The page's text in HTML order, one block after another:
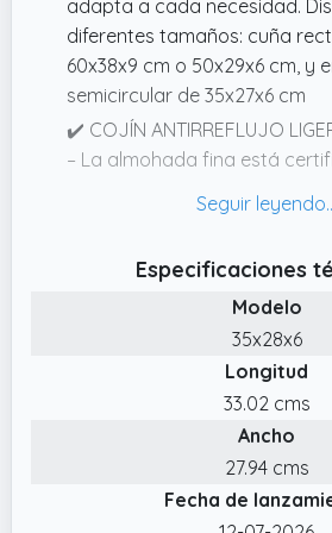
nocturno, controlar la apnea
apoyar la recuperación
más esfuerzo al sentarte!) o
una cama ajustable.
adapta a cada necesidad.
diferentes tamaños: cuña
60x38x9 cm o 50x29x6 cm, y
semicircular de 35x27x6 cm
✔️ COJÍN ANTIRREFLUJO
– La almohada fina está
nocivas y ideal incluso para
ergonómico, proporciona una
óptima que favorece una
al dormir y facilitar la digestión.
✔️ COJIN ANTIREFLUJO Y
MEJORADA – Los cojines
Mimuselina están diseñados
reflujos y cólicos después de
Gracias a la forma inclinada
el cuerpo se eleva
Especificaciones
Modelo
35x28x6
Longitud
33.02 cms
Ancho
27.94 cms
Fecha de